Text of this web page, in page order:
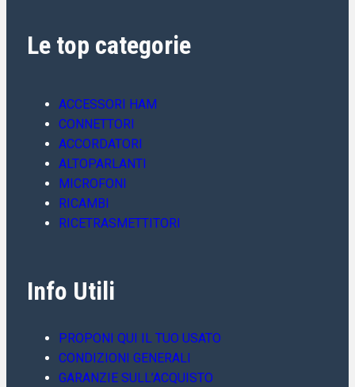
Le top categorie
ACCESSORI HAM
CONNETTORI
ACCORDATORI
ALTOPARLANTI
MICROFONI
RICAMBI
RICETRASMETTITORI
Info Utili
PROPONI QUI IL TUO USATO
CONDIZIONI GENERALI
GARANZIE SULL’ACQUISTO